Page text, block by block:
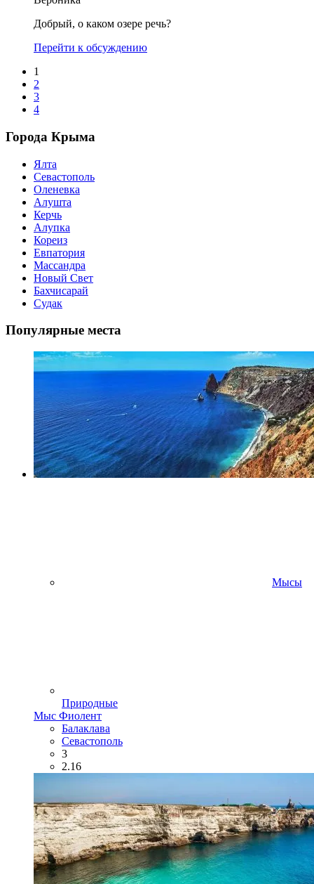
Добрый, о каком озере речь?
Перейти к обсуждению
1
2
3
4
Города Крыма
Ялта
Севастополь
Оленевка
Алушта
Керчь
Алупка
Кореиз
Евпатория
Массандра
Новый Свет
Бахчисарай
Судак
Популярные места
Мысы
Природные
Мыс Фиолент
Балаклава
Севастополь
3
2.16